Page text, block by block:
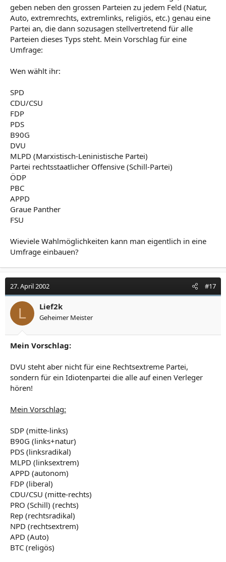
geben neben den grossen Parteien zu jedem Feld (Natur,
Auto, extremrechts, extremlinks, religiös, etc.) genau eine
Partei an, die dann sozusagen stellvertretend für alle
Parteien dieses Typs steht. Mein Vorschlag für eine
Umfrage:
Wen wählt ihr:
SPD
CDU/CSU
FDP
PDS
B90G
DVU
MLPD (Marxistisch-Leninistische Partei)
Partei rechtsstaatlicher Offensive (Schill-Partei)
ÖDP
PBC
APPD
Graue Panther
FSU
Wieviele Wahlmöglichkeiten kann man eigentlich in eine
Umfrage einbauen?
27. April 2002 #17
L Lief2k
Geheimer Meister
Mein Vorschlag:
DVU steht aber nicht für eine Rechtsextreme Partei,
sondern für ein Idiotenpartei die alle auf einen Verleger
hören!
Mein Vorschlag:
SDP (mitte-links)
B90G (links+natur)
PDS (linksradikal)
MLPD (linksextrem)
APPD (autonom)
FDP (liberal)
CDU/CSU (mitte-rechts)
PRO (Schill) (rechts)
Rep (rechtsradikal)
NPD (rechtsextrem)
APD (Auto)
BTC (religös)